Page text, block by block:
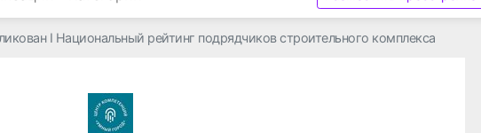
I Национальный рейтинг подрядчиков строительного комплекса